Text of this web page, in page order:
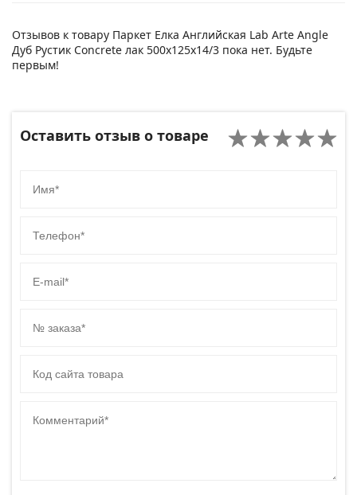
Отзывов к товару Паркет Елка Английская Lab Arte Angle
Дуб Рустик Concrete лак 500х125х14/3 пока нет. Будьте
первым!
Оставить отзыв о товаре